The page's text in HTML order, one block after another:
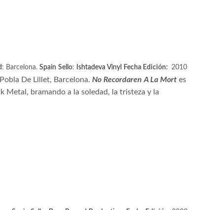
: Barcelona. Spain Sello: Ishtadeva Vinyl Fecha Edición: 2010
De Lillet, Barcelona. No Recordaren A La Mort es
Metal, bramando a la soledad, la tristeza y la